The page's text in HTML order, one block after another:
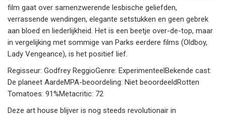
film gaat over samenzwerende lesbische geliefden,
verrassende wendingen, elegante setstukken en geen gebrek
aan bloed en liederlijkheid. Het is een beetje over-de-top, maar
in vergelijking met sommige van Parks eerdere films (Oldboy,
Lady Vengeance), is het positief lief.
Regisseur: Godfrey ReggioGenre: ExperimenteelBekende cast:
De planeet AardeMPA-beoordeling: Niet beoordeeldRotten
Tomatoes: 91%Metacritic: 72
Deze art house blijver is nog steeds revolutionair in